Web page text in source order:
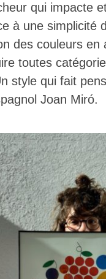
qui impacte
à une simplicité
des couleurs en
toutes
style qui fait
Joan Miró.